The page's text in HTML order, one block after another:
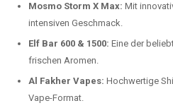
Mosmo Storm X Max: Mit
intensiven Geschmack.
Elf Bar 600 & 1500: Eine der
frischen Aromen.
Al Fakher Vapes: Hochwertige
Vape-Format.